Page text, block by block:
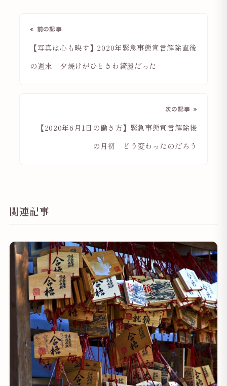
« 前の記事
【写真は心も映す】2020年緊急事態宣言解除直後
の週末 夕焼けがひときわ綺麗だった
次の記事 »
【2020年6月1日の働き方】緊急事態宣言解除後
の月初 どう変わったのだろう
関連記事